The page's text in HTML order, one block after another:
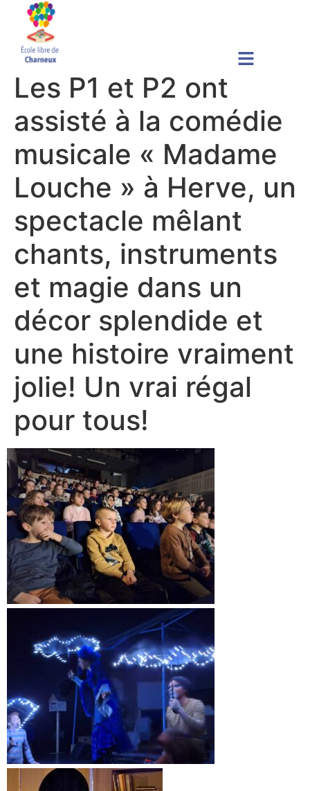
Les P1 et P2 ont
assisté à la comédie
musicale « Madame
Louche » à Herve, un
spectacle mêlant
chants, instruments
et magie dans un
décor splendide et
une histoire vraiment
jolie! Un vrai régal
pour tous!